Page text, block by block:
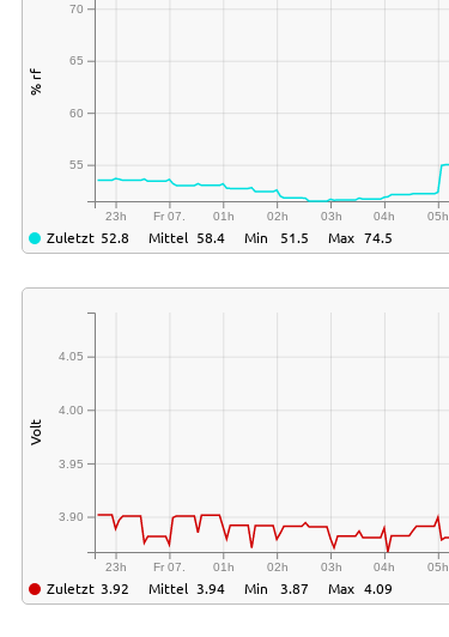
23h Fr 07. 01h 02h 03h 04h 05h
55
60
65
70
% rf
Zuletzt 52.8 Mittel 58.4 Min 51.5 Max 74.5
23h Fr 07. 01h 02h 03h 04h 05h
3.90
3.95
4.00
4.05
Volt
Zuletzt 3.92 Mittel 3.94 Min 3.87 Max 4.09